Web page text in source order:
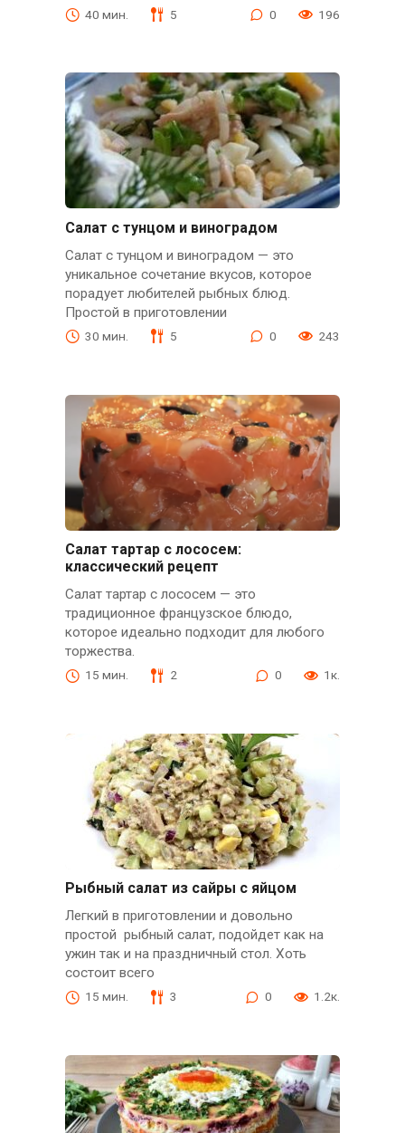
40 мин. 5 0 196
Салат с тунцом и виноградом
Салат с тунцом и виноградом — это
уникальное сочетание вкусов, которое
порадует любителей рыбных блюд.
Простой в приготовлении
30 мин. 5 0 243
Салат тартар с лососем:
классический рецепт
Салат тартар с лососем — это
традиционное французское блюдо,
которое идеально подходит для любого
торжества.
15 мин. 2 0 1к.
Рыбный салат из сайры с яйцом
Легкий в приготовлении и довольно
простой рыбный салат, подойдет как на
ужин так и на праздничный стол. Хоть
состоит всего
15 мин. 3 0 1.2к.